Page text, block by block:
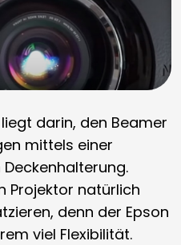
darin, den Beamer
mittels einer
Projektor natürlich
denn der Epson
viel Flexibilität.